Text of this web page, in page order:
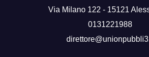
Via Milano 122 - 15121
0131221988